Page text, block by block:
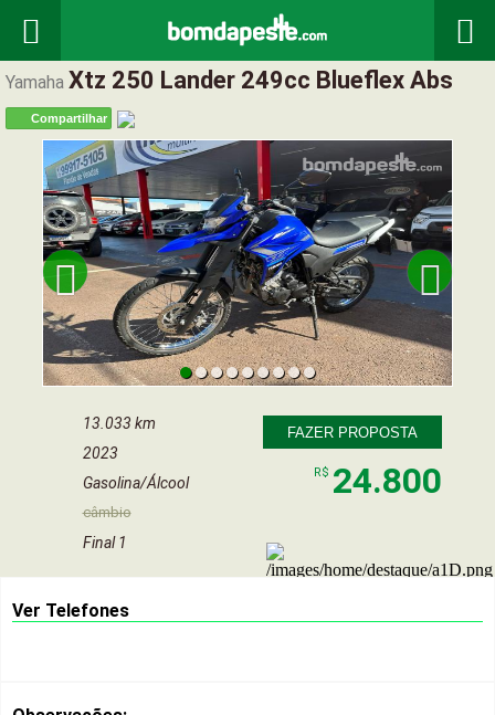
 
Yamaha Xtz 250 Lander 249cc Blueflex Abs
Compartilhar
 
13.033 km
2023
Gasolina/Álcool
câmbio
Final 1
FAZER PROPOSTA
R$ 24.800
Ver Telefones